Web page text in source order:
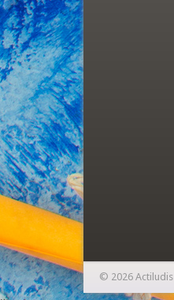
© 2026 Actiludis